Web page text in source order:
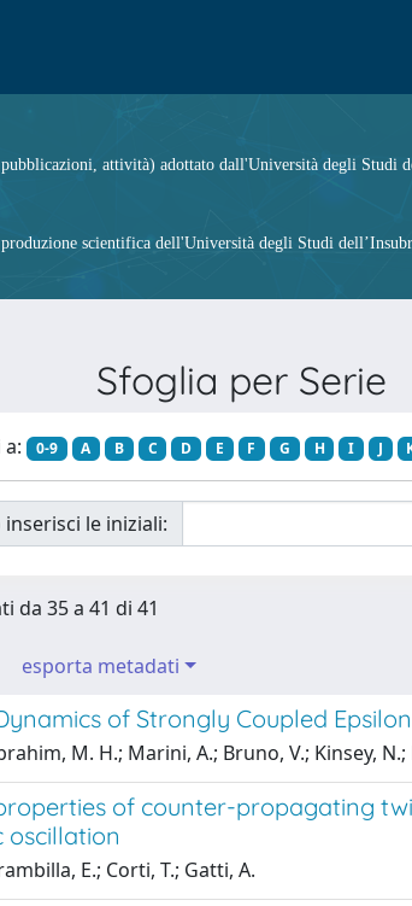
attività) adottato dall'Università degli Studi
scientifica dell'Università degli Studi
Sfoglia per Serie
a: 0-9 A B C D E F G H I J
inserisci le iniziali:
da 35 a 41 di 41
esporta metadati
of Strongly Coupled
M. H.; Marini, A.; Bruno, V.; Kinsey,
of counter-propagating
oscillation
E.; Corti, T.; Gatti, A.